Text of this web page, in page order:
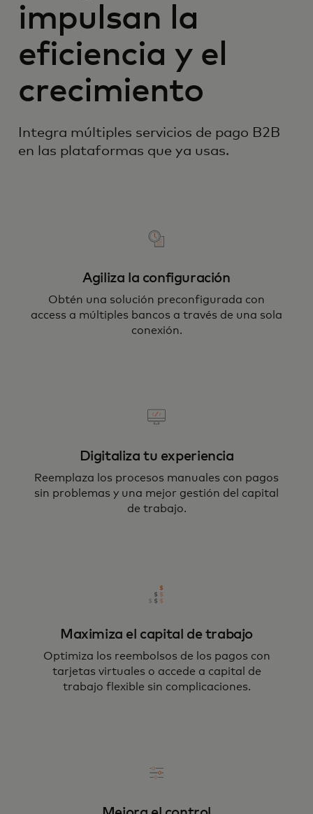
impulsan la
eficiencia y el
crecimiento
Integra múltiples servicios de pago B2B
en las plataformas que ya usas.
Agiliza la configuración
Obtén una solución preconfigurada con
access a múltiples bancos a través de una sola
conexión.
Digitaliza tu experiencia
Reemplaza los procesos manuales con pagos
sin problemas y una mejor gestión del capital
de trabajo.
Maximiza el capital de trabajo
Optimiza los reembolsos de los pagos con
tarjetas virtuales o accede a capital de
trabajo flexible sin complicaciones.